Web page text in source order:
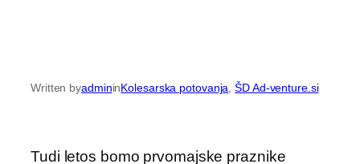
Written byadmininKolesarska potovanja , ŠD Ad-venture.si
Tudi letos bomo prvomajske praznike